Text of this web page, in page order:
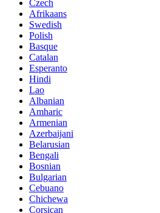
Czech
Afrikaans
Swedish
Polish
Basque
Catalan
Esperanto
Hindi
Lao
Albanian
Amharic
Armenian
Azerbaijani
Belarusian
Bengali
Bosnian
Bulgarian
Cebuano
Chichewa
Corsican